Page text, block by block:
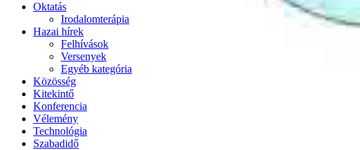
Oktatás
Irodalomterápia
Hazai hírek
Felhívások
Versenyek
Egyéb kategória
Közösség
Kitekintő
Konferencia
Vélemény
Technológia
Szabadidő